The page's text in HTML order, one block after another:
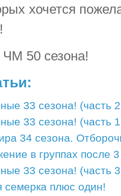
хочется
50 сезона!
33 сезона! (часть
33 сезона! (часть
34 сезона.
в группах после
33 сезона! (часть
семерка плюс один!